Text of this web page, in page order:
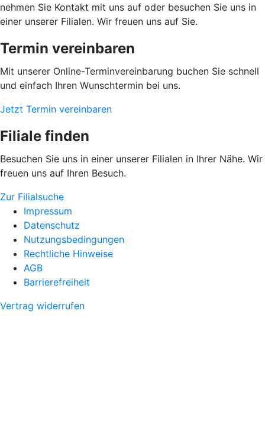
nehmen Sie Kontakt mit uns auf oder besuchen Sie uns in
einer unserer Filialen. Wir freuen uns auf Sie.
Termin vereinbaren
Mit unserer Online-Terminvereinbarung buchen Sie schnell
und einfach Ihren Wunschtermin bei uns.
Jetzt Termin vereinbaren
Filiale finden
Besuchen Sie uns in einer unserer Filialen in Ihrer Nähe. Wir
freuen uns auf Ihren Besuch.
Zur Filialsuche
Impressum
Datenschutz
Nutzungsbedingungen
Rechtliche Hinweise
AGB
Barrierefreiheit
Vertrag widerrufen